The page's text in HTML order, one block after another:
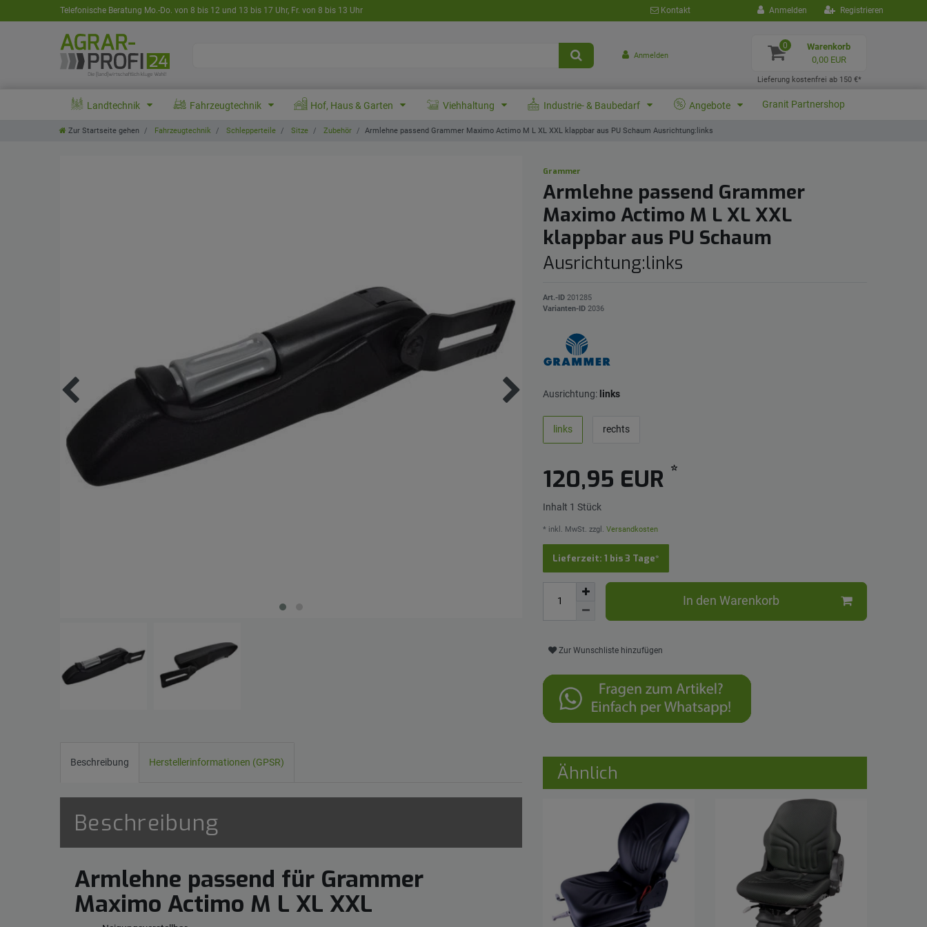
Telefonische Beratung Mo.-Do. von 8 bis 12 und 13 bis 17 Uhr, Fr. von 8 bis 13 Uhr Kontakt Anmelden Registrieren
Anmelden
0
Warenkorb
0,00 EUR
Lieferung kostenfrei ab 150 €*
Landtechnik Fahrzeugtechnik Hof, Haus & Garten Viehhaltung Industrie- & Baubedarf Angebote Granit Partnershop
Zur Startseite gehen Fahrzeugtechnik Schlepperteile Sitze Zubehör Armlehne passend Grammer Maximo Actimo M L XL XXL klappbar aus PU Schaum Ausrichtung:links
Grammer
Armlehne passend Grammer
Maximo Actimo M L XL XXL
klappbar aus PU Schaum
Ausrichtung:links
Art.-ID 201285
Varianten-ID 2036
Ausrichtung: links
links rechts
120,95 EUR *
Inhalt 1 Stück
* inkl. MwSt. zzgl. Versandkosten
Lieferzeit: 1 bis 3 Tage*
In den Warenkorb
Zur Wunschliste hinzufügen
Beschreibung Herstellerinformationen (GPSR)
Beschreibung
Armlehne passend für Grammer
Maximo Actimo M L XL XXL
Ähnlich